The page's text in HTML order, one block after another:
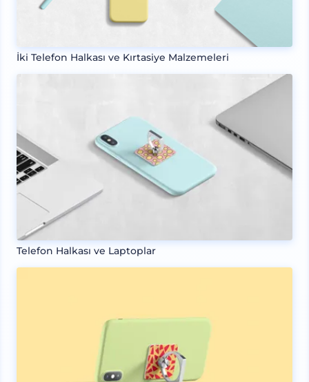
İki Telefon Halkası ve Kırtasiye Malzemeleri
Telefon Halkası ve Laptoplar